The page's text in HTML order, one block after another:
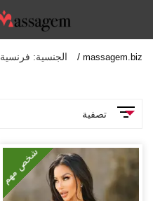
massagem.biz الجنسية: فرنسية
تصفية
المعلمات
الخدمات
شخص مهم